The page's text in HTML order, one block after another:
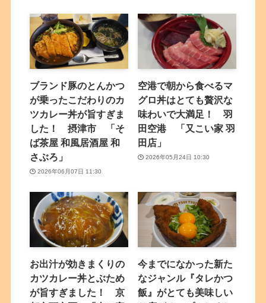
ブランド豚のとんかつ
が乗ったこだわりのカ
ツカレー丼が旨すぎま
した！ 摂津市 「そ
ば茶屋 和風居酒屋 和
さぶろ」
2026年06月07日 11:30
空港で朝から食べるマ
グロ丼はとても贅沢な
味わいで大満足！ 羽
田空港 「又こい家 羽
田店」
2026年05月24日 10:30
お出汁が効きまくりの
カツカレー丼とぶため
が旨すぎました！ 京
今までになかった新た
なジャンル『タレかつ
飯』がとても美味しい